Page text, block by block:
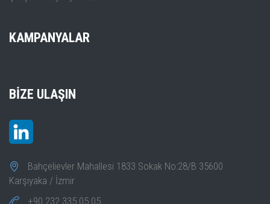
KAMPANYALAR
BIZE ULAŞIN
Bahçelievler Mahallesi 1833 Sokak No:28/B 35600
Karşıyaka / İzmir
+90 232 335 05 05